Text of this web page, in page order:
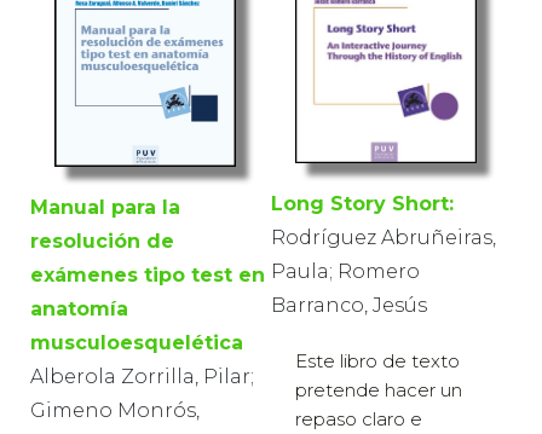
Manual para la
resolución de
exámenes tipo test en
anatomía
musculoesquelética
Alberola Zorrilla, Pilar;
Gimeno Monrós,
Long Story Short:
Rodríguez Abruñeiras,
Paula; Romero
Barranco, Jesús
Este libro de texto
pretende hacer un
repaso claro e